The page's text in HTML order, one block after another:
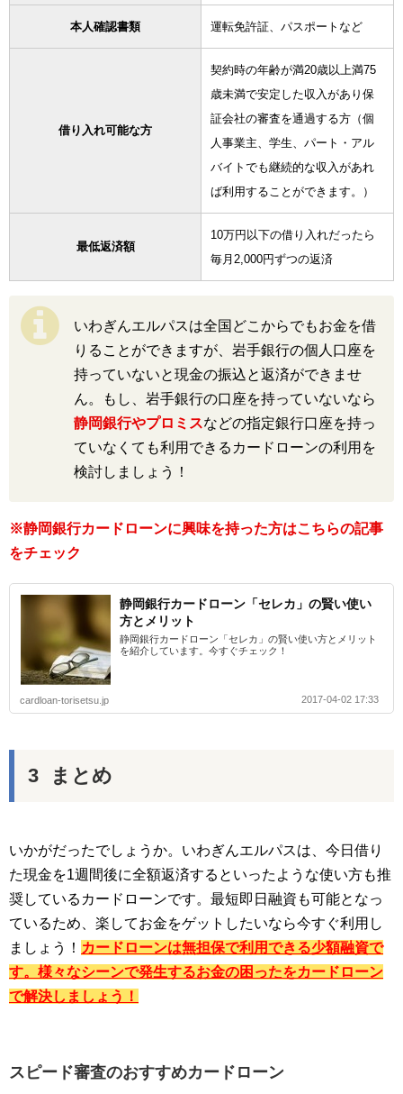
本人確認書類 運転免許証、パスポートなど
借り入れ可能な方
契約時の年齢が満20歳以上満75
歳未満で安定した収入があり保
証会社の審査を通過する方（個
人事業主、学生、パート・アル
バイトでも継続的な収入があれ
ば利用することができます。）
最低返済額
10万円以下の借り入れだったら
毎月2,000円ずつの返済
いわぎんエルパスは全国どこからでもお金を借
りることができますが、岩手銀行の個人口座を
持っていないと現金の振込と返済ができませ
ん。もし、岩手銀行の口座を持っていないなら
静岡銀行やプロミスなどの指定銀行口座を持っ
ていなくても利用できるカードローンの利用を
検討しましょう！
※静岡銀行カードローンに興味を持った方はこちらの記事
をチェック
静岡銀行カードローン「セレカ」の賢い使い
方とメリット
静岡銀行カードローン「セレカ」の賢い使い方とメリット
を紹介しています。今すぐチェック！
cardloan-torisetsu.jp 2017-04-02 17:33
まとめ
いかがだったでしょうか。いわぎんエルパスは、今日借り
た現金を1週間後に全額返済するといったような使い方も推
奨しているカードローンです。最短即日融資も可能となっ
ているため、楽してお金をゲットしたいなら今すぐ利用し
ましょう！ カードローンは無担保で利用できる少額融資で
す。様々なシーンで発生するお金の困ったをカードローン
で解決しましょう！
スピード審査のおすすめカードローン